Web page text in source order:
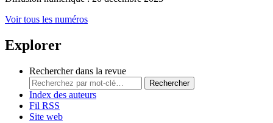
Voir tous les numéros
Explorer
Rechercher dans la revue
Rechercher
Index des auteurs
Fil RSS
Site web